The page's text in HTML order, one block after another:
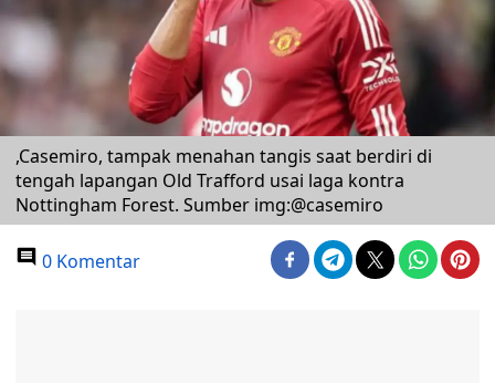
,Casemiro, tampak menahan tangis saat berdiri di
tengah lapangan Old Trafford usai laga kontra
Nottingham Forest. Sumber img:@casemiro
0 Komentar